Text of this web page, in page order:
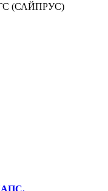
(САЙПРУС)